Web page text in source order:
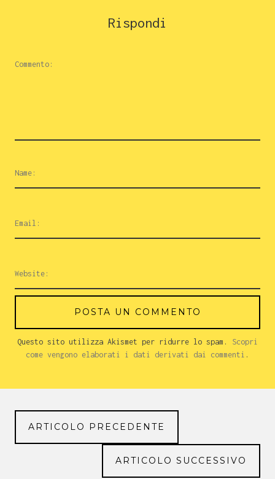
Rispondi
Questo sito utilizza Akismet per ridurre lo spam. Scopri
come vengono elaborati i dati derivati dai commenti .
ARTICOLO PRECEDENTE
ARTICOLO SUCCESSIVO